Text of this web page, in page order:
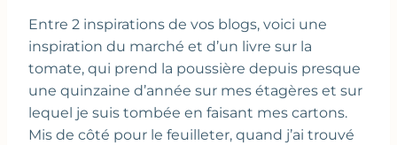
Entre 2 inspirations de vos blogs, voici une
inspiration du marché et d’un livre sur la
tomate, qui prend la poussière depuis presque
une quinzaine d’année sur mes étagères et sur
lequel je suis tombée en faisant mes cartons.
Mis de côté pour le feuilleter, quand j’ai trouvé